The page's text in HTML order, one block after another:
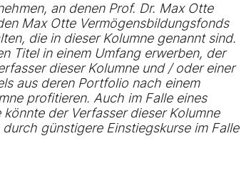
an denen Prof. Dr. Max Otte
Max Otte Vermögensbildungsfonds
die in dieser Kolumne genannt sind.
Titel in einem Umfang erwerben, der
dieser Kolumne und / oder einer
aus deren Portfolio nach einem
profitieren. Auch im Falle eines
der Verfasser dieser Kolumne
günstigere Einstiegskurse im Falle